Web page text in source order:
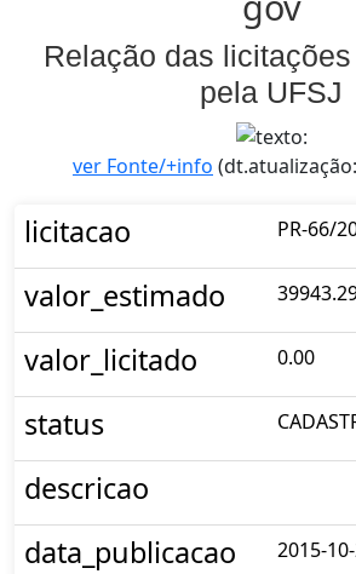
Relação das
pela UFSJ
ver Fonte/+info
licitacao PR-66/
valor_estimado
valor_licitado 0.00
status
descricao
data_publicacao
2015-